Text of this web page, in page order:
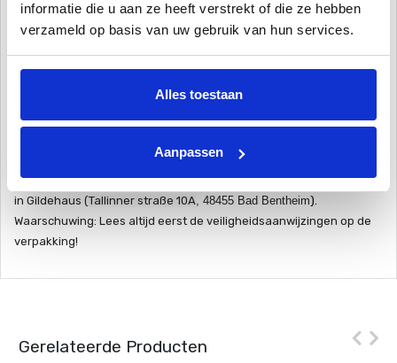
informatie die u aan ze heeft verstrekt of die ze hebben
verzameld op basis van uw gebruik van hun services.
Alles toestaan
Aanpassen
Belangrijk!
- Volg altijd de instructies op de verpakking, wijk hier nooit van af!
- Los het chloorgranulaat altijd op in een emmer of gieter! Wanneer
kleine stukjes onopgelost granulaat naar de bodem zakken. Dit
heeft witte 'bleekvlekken' op de bodem tot gevolg.
Dit artikel kan niet besteld en/of verzonden worden i.v.m.
Nederlandse wetgeving! Afhalen is mogelijk in ons magazijn
in Gildehaus (Tallinner straße 10A, 48455 Bad Bentheim).
Waarschuwing: Lees altijd eerst de veiligheidsaanwijzingen op de
verpakking!
Gerelateerde Producten